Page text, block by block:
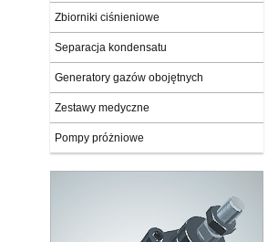
Zbiorniki ciśnieniowe
Separacja kondensatu
Generatory gazów obojętnych
Zestawy medyczne
Pompy próżniowe